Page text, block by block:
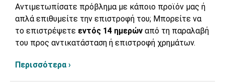
Αντιμετωπίσατε πρόβλημα με κάποιο προϊόν μας ή
απλά επιθυμείτε την επιστροφή του; Μπορείτε να
το επιστρέψετε εντός 14 ημερών από τη παραλαβή
του προς αντικατάσταση ή επιστροφή χρημάτων.
Περισσότερα ›